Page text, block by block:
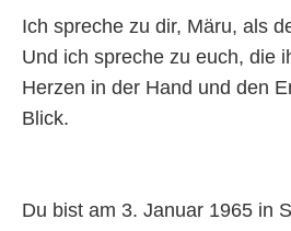
Ich spreche zu dir, Märu, als
Und ich spreche zu euch, die
Herzen in der Hand und den
Blick.
Du bist am 3. Januar 1965 in